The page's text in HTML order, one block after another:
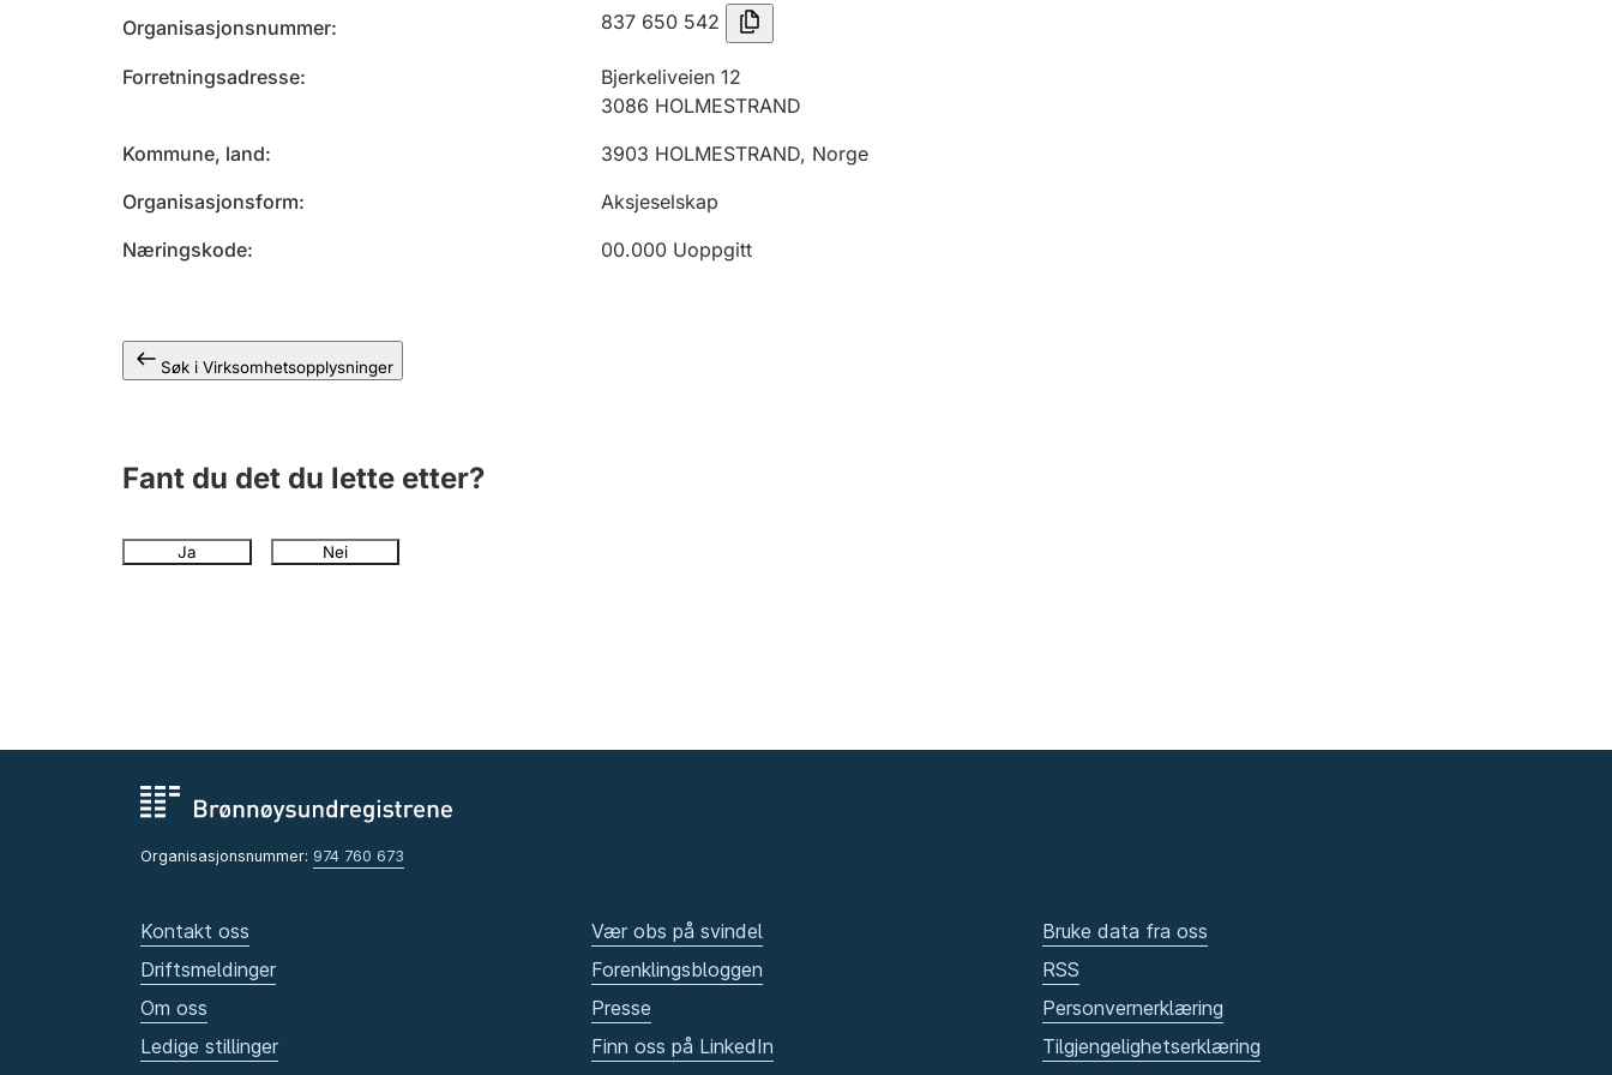
Organisasjonsnummer 837 650 542
Forretningsadresse
Bjerkeliveien 12
3086 HOLMESTRAND
Kommune, land
3903 HOLMESTRAND, Norge
Organisasjonsform
Aksjeselskap
Næringskode
00.000 Uoppgitt
Søk i Virksomhetsopplysninger
Fant du det du lette etter?
Ja Nei
Organisasjonsnummer: 974 760 673
Kontakt oss
Driftsmeldinger
Om oss
Ledige stillinger
Vær obs på svindel
Forenklingsbloggen
Presse
Finn oss på LinkedIn
Bruke data fra oss
RSS
Personvernerklæring
Tilgjengelighetserklæring